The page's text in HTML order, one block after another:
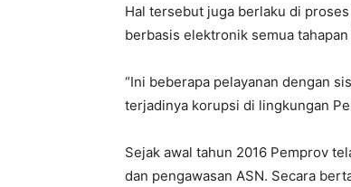
Hal tersebut juga berlaku di
berbasis elektronik semua
“Ini beberapa pelayanan dengan
terjadinya korupsi di lingkungan
Sejak awal tahun 2016 Pemprov
dan pengawasan ASN. Secara